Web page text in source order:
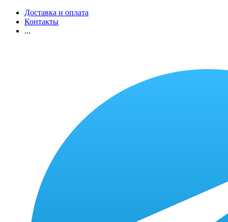
Доставка и оплата
Контакты
...